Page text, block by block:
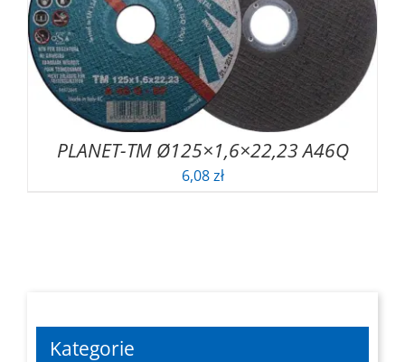
PLANET-TM Ø125×1,6×22,23 A46Q
6,08zł
Kategorie